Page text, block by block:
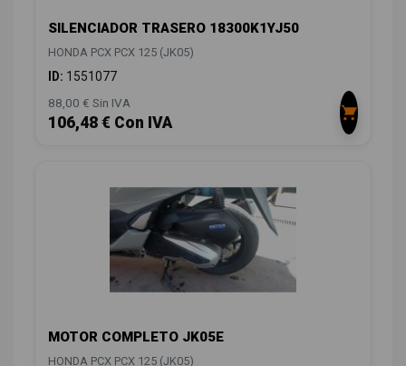
SILENCIADOR TRASERO 18300K1YJ50
HONDA PCX PCX 125 (JK05)
ID: 1551077
88,00 € Sin IVA
106,48 € Con IVA
MOTOR COMPLETO JK05E
HONDA PCX PCX 125 (JK05)